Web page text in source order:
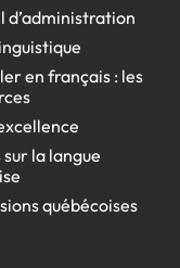
d’administration
en français : les
la langue
québécoises